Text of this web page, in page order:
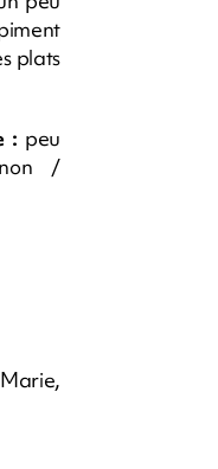
plats
: peu
non /